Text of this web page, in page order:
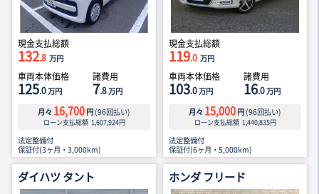
現金支払総額
132.8 万円
車両本体価格
125.0万円
諸費用
7.8万円
月々 16,700 円 (96回払い)
ローン支払総額 1,607,924円
法定整備付
保証付(3ヶ月・3,000km)
現金支払総額
119.0 万円
車両本体価格
103.0万円
諸費用
16.0万円
月々 15,000 円 (96回払い)
ローン支払総額 1,440,835円
法定整備付
保証付(6ヶ月・5,000km)
ダイハツ タント ホンダ フリード